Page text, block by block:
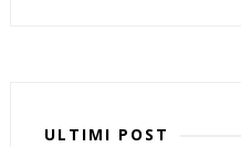
ULTIMI POST